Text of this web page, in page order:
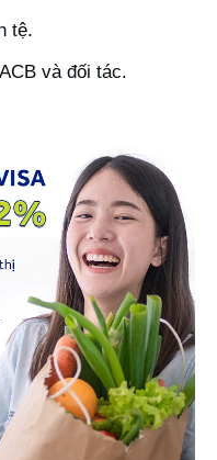
tệ.
và đối tác.